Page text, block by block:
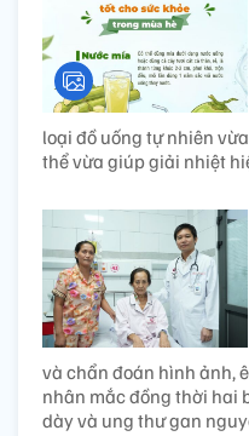
loại đồ uống tự nhiên
thể vừa giúp giải nhiệt
và chẩn đoán hình ảnh,
nhân mắc đồng thời hai
dày và ung thư gan